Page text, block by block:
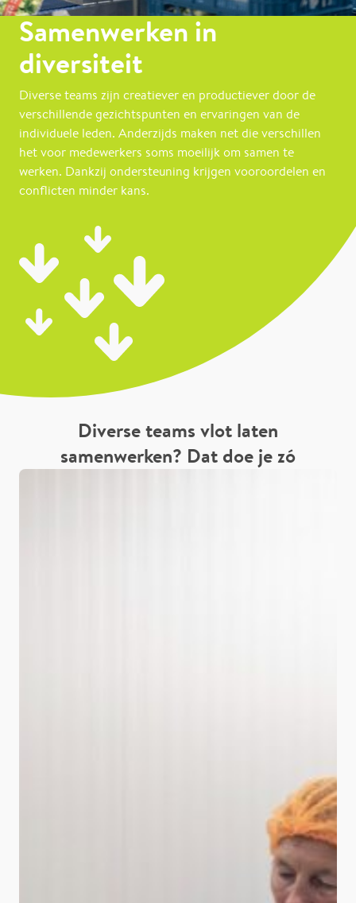
Samenwerken in
diversiteit
Diverse teams zijn creatiever en productiever door de
verschillende gezichtspunten en ervaringen van de
individuele leden. Anderzijds maken net die verschillen
het voor medewerkers soms moeilijk om samen te
werken. Dankzij ondersteuning krijgen vooroordelen en
conflicten minder kans.
Diverse teams vlot laten
samenwerken? Dat doe je zó